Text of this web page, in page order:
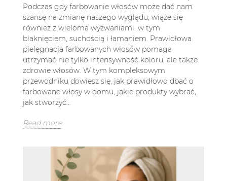
Podczas gdy farbowanie włosów może dać nam
szansę na zmianę naszego wyglądu, wiąże się
również z wieloma wyzwaniami, w tym
blaknięciem, suchością i łamaniem. Prawidłowa
pielęgnacja farbowanych włosów pomaga
utrzymać nie tylko intensywność koloru, ale także
zdrowie włosów. W tym kompleksowym
przewodniku dowiesz się, jak prawidłowo dbać o
farbowane włosy w domu, jakie produkty wybrać,
jak stworzyć...
Read more